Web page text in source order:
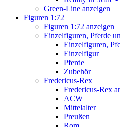
Green-Line anzeigen
Figuren 1:72
Figuren 1:72 anzeigen
Einzelfiguren, Pferde
Einzelfiguren,
Einzelfigur
Pferde
Zubehör
Fredericus-Rex
Fredericus-Rex
ACW
Mittelalter
Preußen
Rom